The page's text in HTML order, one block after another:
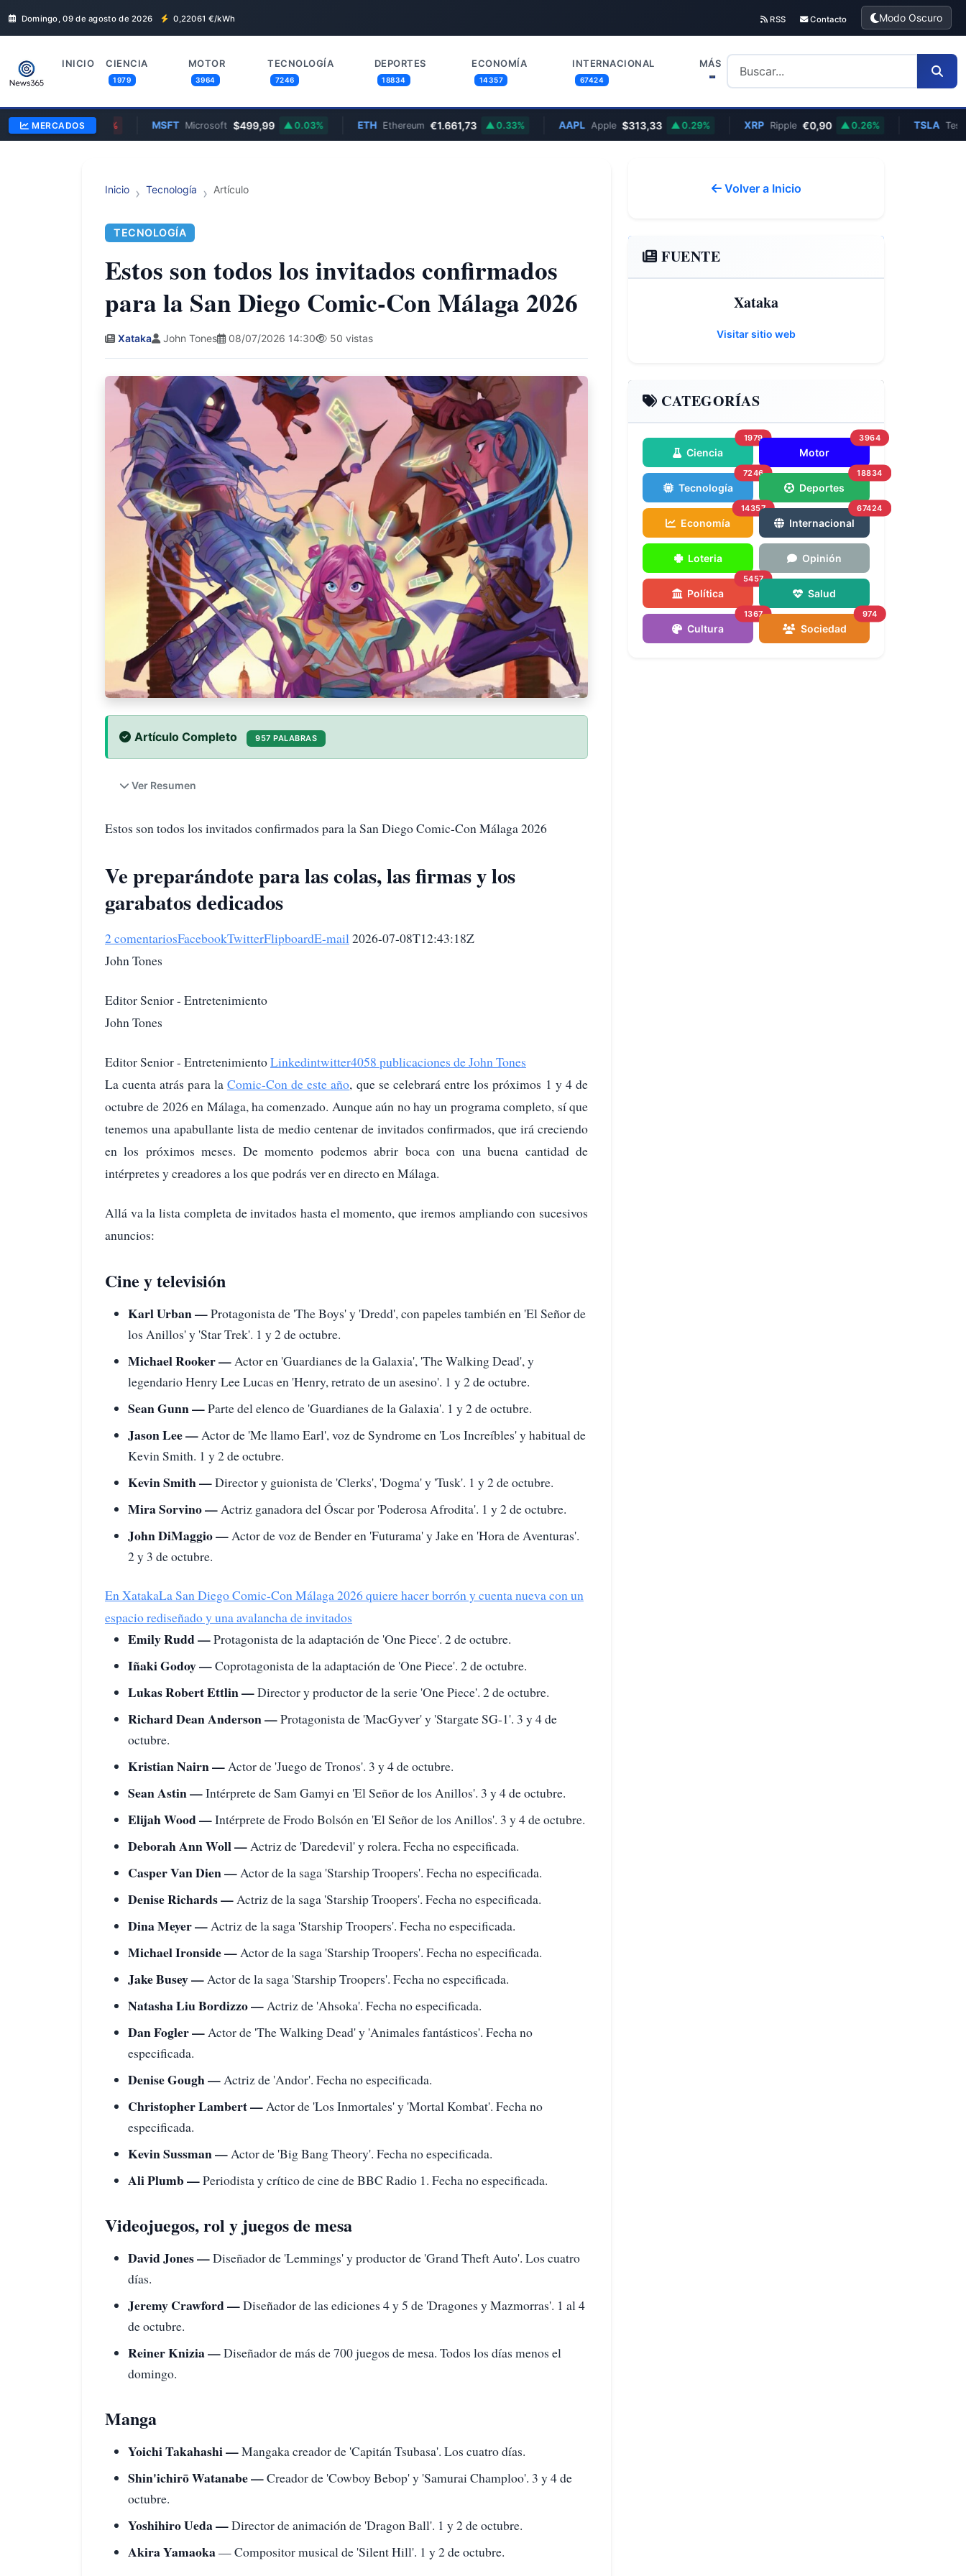
Domingo, 09 de agosto de 2026 0,22061 €/kWh RSS Contacto Modo Oscuro
INICIO CIENCIA
1979
MOTOR
3964
TECNOLOGÍA
7246
DEPORTES
18834
ECONOMÍA
14357
INTERNACIONAL
67424
MÁS
MERCADOS
0.08% Microsoft $499,99 0.03% Ethereum €1.661,73 0.33% Apple $313,33 0.29% Ripple €0,90 0.26% Tesla
Inicio Tecnología Artículo
TECNOLOGÍA
Estos son todos los invitados confirmados
para la San Diego Comic-Con Málaga 2026
Xataka John Tones 08/07/2026 14:30 50 vistas
Artículo Completo 957 PALABRAS
Ver Resumen
Estos son todos los invitados confirmados para la San Diego Comic-Con Málaga 2026
Ve preparándote para las colas, las firmas y los
garabatos dedicados
2 comentariosFacebookTwitterFlipboardE-mail 2026-07-08T12:43:18Z
John Tones
Editor Senior - Entretenimiento
John Tones
Editor Senior - EntretenimientoLinkedintwitter4058 publicaciones de John Tones
La cuenta atrás para la Comic-Con de este año, que se celebrará entre los próximos 1 y 4 de
octubre de 2026 en Málaga, ha comenzado. Aunque aún no hay un programa completo, sí que
tenemos una apabullante lista de medio centenar de invitados confirmados, que irá creciendo
en los próximos meses. De momento podemos abrir boca con una buena cantidad de
intérpretes y creadores a los que podrás ver en directo en Málaga.
Allá va la lista completa de invitados hasta el momento, que iremos ampliando con sucesivos
anuncios:
Cine y televisión
Karl Urban —Protagonista de 'The Boys' y 'Dredd', con papeles también en 'El Señor de
los Anillos' y 'Star Trek'. 1 y 2 de octubre.
Michael Rooker — Actor en 'Guardianes de la Galaxia', 'The Walking Dead', y
legendario Henry Lee Lucas en 'Henry, retrato de un asesino'. 1 y 2 de octubre.
Sean Gunn —Parte del elenco de 'Guardianes de la Galaxia'. 1 y 2 de octubre.
Jason Lee — Actor de 'Me llamo Earl', voz de Syndrome en 'Los Increíbles' y habitual de
Kevin Smith. 1 y 2 de octubre.
Kevin Smith —Director y guionista de 'Clerks', 'Dogma' y 'Tusk'. 1 y 2 de octubre.
Mira Sorvino — Actriz ganadora del Óscar por 'Poderosa Afrodita'. 1 y 2 de octubre.
John DiMaggio — Actor de voz de Bender en 'Futurama' y Jake en 'Hora de Aventuras'.
2 y 3 de octubre.
En XatakaLa San Diego Comic-Con Málaga 2026 quiere hacer borrón y cuenta nueva con un
espacio rediseñado y una avalancha de invitados
Emily Rudd —Protagonista de la adaptación de 'One Piece'. 2 de octubre.
Iñaki Godoy —Coprotagonista de la adaptación de 'One Piece'. 2 de octubre.
Lukas Robert Ettlin —Director y productor de la serie 'One Piece'. 2 de octubre.
Richard Dean Anderson —Protagonista de 'MacGyver' y 'Stargate SG-1'. 3 y 4 de
octubre.
Kristian Nairn — Actor de 'Juego de Tronos'. 3 y 4 de octubre.
Sean Astin —Intérprete de Sam Gamyi en 'El Señor de los Anillos'. 3 y 4 de octubre.
Elijah Wood —Intérprete de Frodo Bolsón en 'El Señor de los Anillos'. 3 y 4 de octubre.
Deborah Ann Woll — Actriz de 'Daredevil' y rolera. Fecha no especificada.
Casper Van Dien — Actor de la saga 'Starship Troopers'. Fecha no especificada.
Denise Richards — Actriz de la saga 'Starship Troopers'. Fecha no especificada.
Dina Meyer — Actriz de la saga 'Starship Troopers'. Fecha no especificada.
Michael Ironside — Actor de la saga 'Starship Troopers'. Fecha no especificada.
Jake Busey — Actor de la saga 'Starship Troopers'. Fecha no especificada.
Natasha Liu Bordizzo — Actriz de 'Ahsoka'. Fecha no especificada.
Dan Fogler — Actor de 'The Walking Dead' y 'Animales fantásticos'. Fecha no
especificada.
Denise Gough — Actriz de 'Andor'. Fecha no especificada.
Christopher Lambert — Actor de 'Los Inmortales' y 'Mortal Kombat'. Fecha no
especificada.
Kevin Sussman — Actor de 'Big Bang Theory'. Fecha no especificada.
Ali Plumb —Periodista y crítico de cine de BBC Radio 1. Fecha no especificada.
Videojuegos, rol y juegos de mesa
David Jones —Diseñador de 'Lemmings' y productor de 'Grand Theft Auto'. Los cuatro
días.
Jeremy Crawford —Diseñador de las ediciones 4 y 5 de 'Dragones y Mazmorras'. 1 al 4
de octubre.
Reiner Knizia —Diseñador de más de 700 juegos de mesa. Todos los días menos el
domingo.
Manga
Yoichi Takahashi —Mangaka creador de 'Capitán Tsubasa'. Los cuatro días.
Shin'ichirō Watanabe —Creador de 'Cowboy Bebop' y 'Samurai Champloo'. 3 y 4 de
octubre.
Yoshihiro Ueda —Director de animación de 'Dragon Ball'. 1 y 2 de octubre.
Akira Yamaoka— Compositor musical de 'Silent Hill'. 1 y 2 de octubre.
Volver a Inicio
FUENTE
Xataka
Visitar sitio web
CATEGORÍAS
Ciencia
1979
Motor
3964
Tecnología
7246
Deportes
18834
Economía
14357
Internacional
67424
Loteria Opinión
Política
5457
Salud
Cultura
1367
Sociedad
974